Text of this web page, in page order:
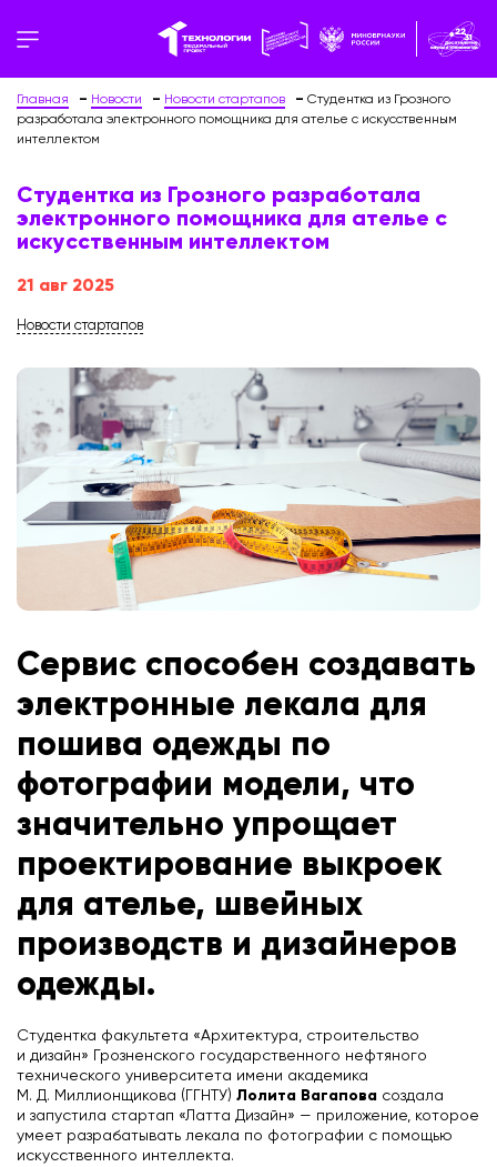
Главная Новости Новости стартапов
Студентка из Грозного
разработала электронного помощника для ателье с искусственным
интеллектом
Студентка из Грозного разработала
электронного помощника для ателье с
искусственным интеллектом
21 авг 2025
Новости стартапов
Сервис способен создавать
электронные лекала для
пошива одежды по
фотографии модели, что
значительно упрощает
проектирование выкроек
для ателье, швейных
производств и дизайнеров
одежды.
Студентка факультета «Архитектура, строительство
и дизайн» Грозненского государственного нефтяного
технического университета имени академика
М. Д. Миллионщикова (ГГНТУ) Лолита Вагапова создала
и запустила стартап «Латта Дизайн» — приложение, которое
умеет разрабатывать лекала по фотографии с помощью
искусственного интеллекта.